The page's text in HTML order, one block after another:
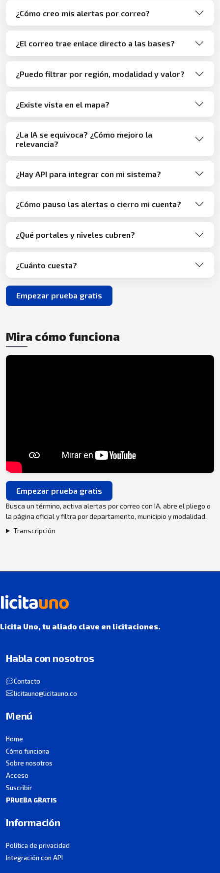
¿Cómo creo mis alertas por correo?
¿El correo trae enlace directo a las bases?
¿Puedo filtrar por región, modalidad y valor?
¿Existe vista en el mapa?
¿La IA se equivoca? ¿Cómo mejoro la
relevancia?
¿Hay API para integrar con mi sistema?
¿Cómo pauso las alertas o cierro mi cuenta?
¿Qué portales y niveles cubren?
¿Cuánto cuesta?
Empezar prueba gratis
Mira cómo funciona
Empezar prueba gratis
Busca un término, activa alertas por correo con IA, abre el pliego o
la página oficial y filtra por departamento, municipio y modalidad.
Transcripción
Licita Uno, tu aliado clave en licitaciones.
Habla con nosotros
Contacto
licitauno@licitauno.co
Menú
Home
Cómo funciona
Sobre nosotros
Acceso
Suscribir
PRUEBA GRATIS
Información
Política de privacidad
Integración con API